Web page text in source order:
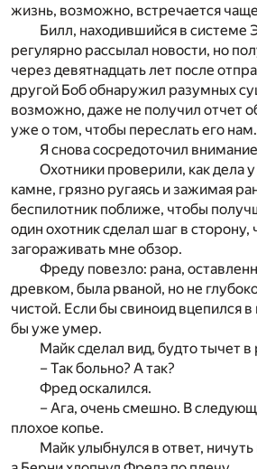
жизнь, возможно, встречается
Билл, находившийся в системе
регулярно рассылал новости, но
через девятнадцать лет после
другой Боб обнаружил разумных
возможно, даже не получил отчет
уже о том, чтобы переслать его нам.
Я снова сосредоточил
Охотники проверили, как дела
камне, грязно ругаясь и зажимая
беспилотник поближе, чтобы
один охотник сделал шаг в сторону,
загораживать мне обзор.
Фреду повезло: рана,
древком, была рваной, но не
чистой. Если бы свиноид вцепился
бы уже умер.
Майк сделал вид, будто тычет в
– Так больно? А так?
Фред оскалился.
– Ага, очень смешно. В
плохое копье.
Майк улыбнулся в ответ, ничуть